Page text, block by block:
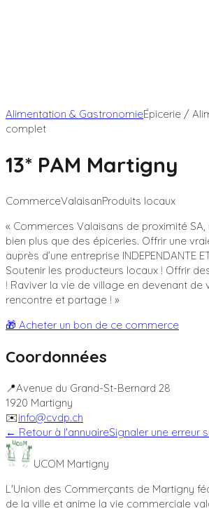
Alimentation & GastronomieÉpicerie /
complet
13* PAM Martigny
CommerceValaisanProduits locaux
« Commerces Valaisans de proximité
bien plus que des épiceries. Offrir une
auprès d’une entreprise INDEPENDANTE
Soutenir les producteurs locaux ! Offrir
! Raviver la vie de village en devenant de
rencontre et partage ! »
🎁 Acheter un bon de ce commerce
Coordonnées
📍Avenue du Grand-St-Bernard 28
1920 Martigny
✉️info@cvdp.ch
← Retour à l'annuaireSignaler une erreur
UCOM Martigny
L'Union des Commerçants de Martigny
de la ville et anime la vie commerciale